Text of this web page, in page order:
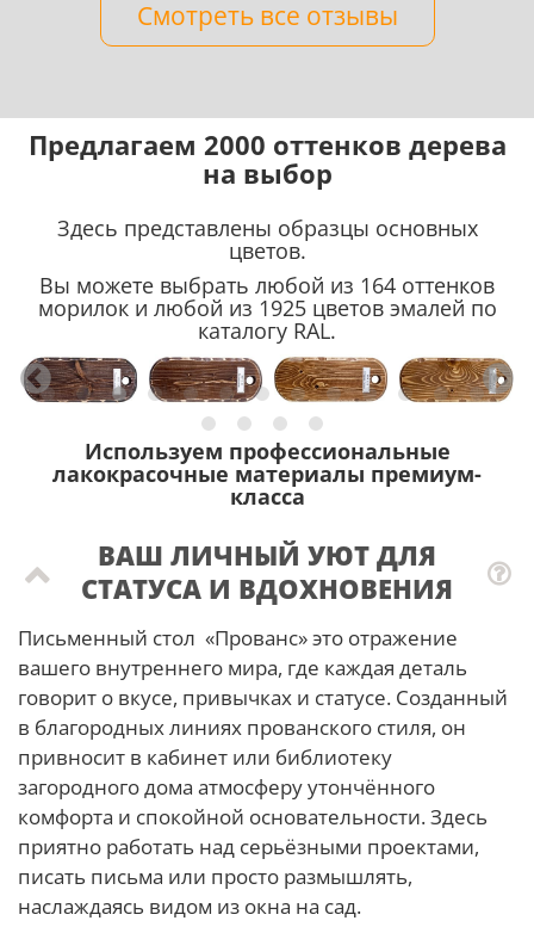
Смотреть все отзывы
Предлагаем 2000 оттенков дерева
на выбор
Здесь представлены образцы основных
цветов.
Вы можете выбрать любой из 164 оттенков
морилок и любой из 1925 цветов эмалей по
каталогу RAL.
Используем профессиональные
лакокрасочные материалы премиум-
класса
ВАШ ЛИЧНЫЙ УЮТ ДЛЯ
СТАТУСА И ВДОХНОВЕНИЯ
Письменный стол «Прованс» это отражение
вашего внутреннего мира, где каждая деталь
говорит о вкусе, привычках и статусе. Созданный
в благородных линиях прованского стиля, он
привносит в кабинет или библиотеку
загородного дома атмосферу утончённого
комфорта и спокойной основательности. Здесь
приятно работать над серьёзными проектами,
писать письма или просто размышлять,
наслаждаясь видом из окна на сад.